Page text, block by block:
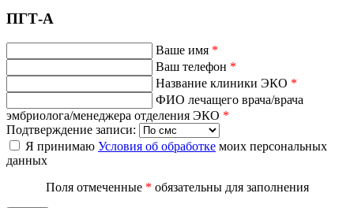
ПГТ-А
Ваше имя *
Ваш телефон *
Название клиники ЭКО *
ФИО лечащего врача/врача
эмбриолога/менеджера отделения ЭКО *
Подтверждение записи:
Я принимаю Условия об обработке моих персональных
данных
Поля отмеченные * обязательны для заполнения